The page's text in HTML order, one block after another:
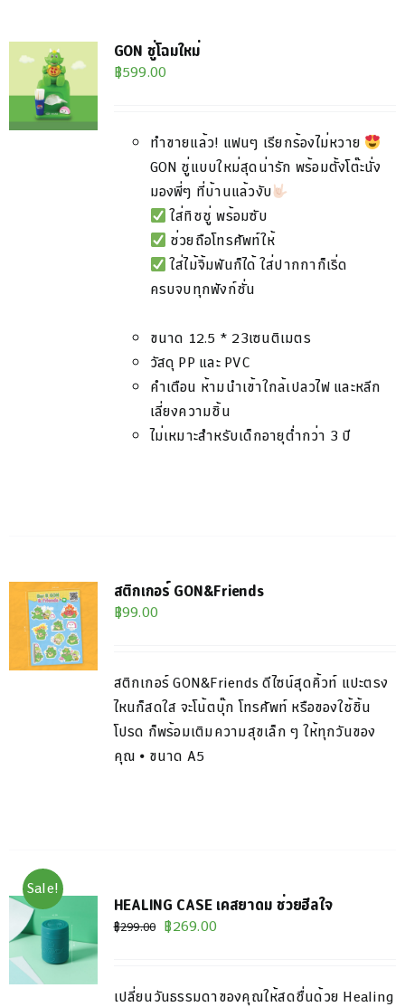
GON ชู่โฉมใหม่
฿599.00
ทำขายแล้ว! แฟนๆ เรียกร้องไม่หวาย
GON ชู่แบบใหม่สุดน่ารัก พร้อมตั้งโต๊ะนั่ง
มองพี่ๆ ที่บ้านแล้วงับ
ใส่ทิชชู่ พร้อมซับ
ช่วยถือโทรศัพท์ให้
ใส่ไม้จิ้มฟันก็ได้ ใส่ปากกาก็เริ่ด
ครบจบทุกฟังก์ชั่น
ขนาด 12.5 * 23เซนติเมตร
วัสดุ PP และ PVC​
คำเตือน ห้ามนำเข้าใกล้เปลวไฟ และหลีก
เลี่ยงความชิ้น
ไม่เหมาะสำหรับเด็กอายุต่ำกว่า 3 ปี
สติกเกอร์ GON&Friends
฿99.00
สติกเกอร์ GON&Friends ดีไซน์สุดคิ้วท์ แปะตรง
ไหนก็สดใส จะโน้ตบุ๊ก โทรศัพท์ หรือของใช้ชิ้น
โปรด ก็พร้อมเติมความสุขเล็ก ๆ ให้ทุกวันของ
คุณ ⦁ ขนาด A5
Sale!
HEALING CASE เคสยาดม ช่วยฮีลใจ
฿299.00 Original
฿299.00.
฿269.00Current
฿269.00.
เปลี่ยนวันธรรมดาของคุณให้สดชื่นด้วย Healing